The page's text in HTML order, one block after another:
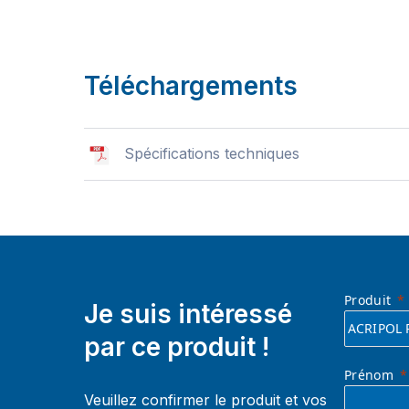
Téléchargements
Spécifications techniques
Je suis intéressé
par ce produit !
Veuillez confirmer le produit et vos
Produit
Prénom